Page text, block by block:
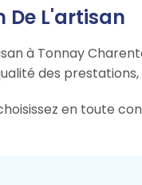
De L'artisan
à Tonnay
des
en toute